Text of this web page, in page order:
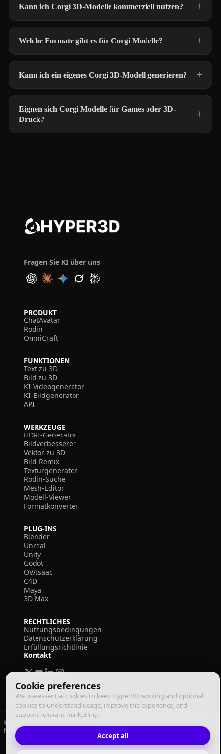
Cookie preferences
We use essential cookies to keep Hyper3D working and optional
cookies to understand usage, improve the experience, and
support relevant marketing.
Accept all
Kann ich Corgi 3D-Modelle kommerziell nutzen?
Welche Formate gibt es für Corgi Modelle?
Kann ich ein eigenes Corgi 3D-Modell generieren?
Eignen sich Corgi Modelle für Games oder 3D-
Druck?
Fragen Sie KI über uns
PRODUKT
ChatAvatar
Rodin
OmniCraft
FUNKTIONEN
Text zu 3D
Bild zu 3D
KI-Videogenerator
KI-Bildgenerator
API
WERKZEUGE
HDRI-Generator
Bildverbesserer
Vektor zu 3D
Bild-Remix
Texturgenerator
Rodin-Suche
Mesh-Editor
Modell-Viewer
Formatkonverter
PLUG-INS
Blender
Unreal
Unity
Godot
OV/Isaac
C4D
Maya
3D Max
RECHTLICHES
Nutzungsbedingungen
Datenschutzerklärung
Erfüllungsrichtlinie
Kontakt
© 2026 Deemos Corporation. Alle Rechte vorbehalten
Nutzungsbedingungen
Deutsch